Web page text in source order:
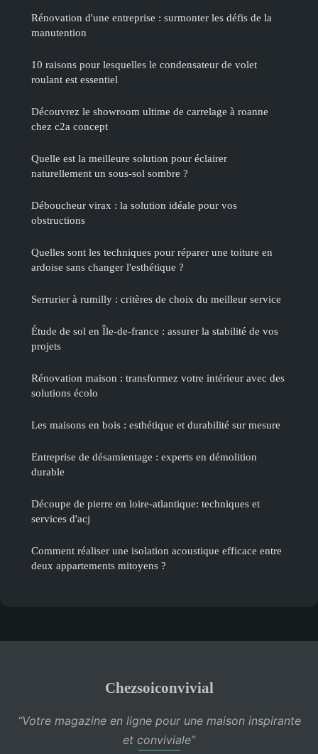
Rénovation d'une entreprise : surmonter les défis de la
manutention
10 raisons pour lesquelles le condensateur de volet
roulant est essentiel
Découvrez le showroom ultime de carrelage à roanne
chez c2a concept
Quelle est la meilleure solution pour éclairer
naturellement un sous-sol sombre ?
Déboucheur virax : la solution idéale pour vos
obstructions
Quelles sont les techniques pour réparer une toiture en
ardoise sans changer l'esthétique ?
Serrurier à rumilly : critères de choix du meilleur service
Étude de sol en Île-de-france : assurer la stabilité de vos
projets
Rénovation maison : transformez votre intérieur avec des
solutions écolo
Les maisons en bois : esthétique et durabilité sur mesure
Entreprise de désamientage : experts en démolition
durable
Découpe de pierre en loire-atlantique: techniques et
services d'acj
Comment réaliser une isolation acoustique efficace entre
deux appartements mitoyens ?
Chezsoiconvivial
“Votre magazine en ligne pour une maison inspirante
et conviviale”